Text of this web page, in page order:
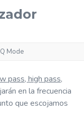
Mode
pass, high pass,
en la frecuencia
que escojamos